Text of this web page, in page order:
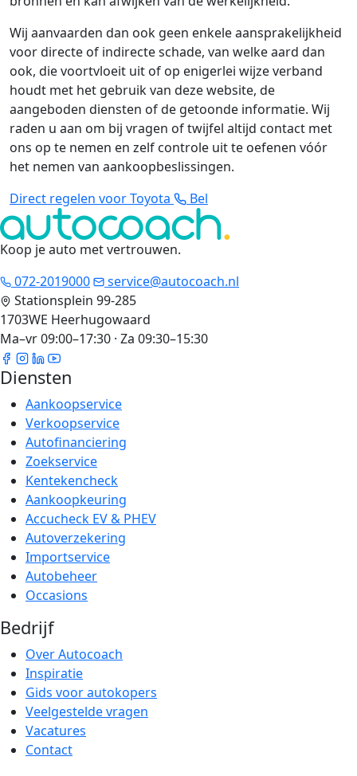
Wij aanvaarden dan ook geen enkele aansprakelijkheid
voor directe of indirecte schade, van welke aard dan
ook, die voortvloeit uit of op enigerlei wijze verband
houdt met het gebruik van deze website, de
aangeboden diensten of de getoonde informatie. Wij
raden u aan om bij vragen of twijfel altijd contact met
ons op te nemen en zelf controle uit te oefenen vóór
het nemen van aankoopbeslissingen.
Direct regelen voor Toyota
Bel
Koop je auto met vertrouwen.
072-2019000
service@autocoach.nl
Stationsplein 99-285
1703WE Heerhugowaard
Ma–vr 09:00–17:30 · Za 09:30–15:30
Diensten
Aankoopservice
Verkoopservice
Autofinanciering
Zoekservice
Kentekencheck
Aankoopkeuring
Accucheck EV & PHEV
Autoverzekering
Importservice
Autobeheer
Occasions
Bedrijf
Over Autocoach
Inspiratie
Gids voor autokopers
Veelgestelde vragen
Vacatures
Contact